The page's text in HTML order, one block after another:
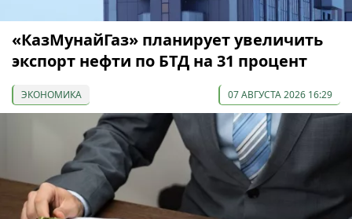
«КазМунайГаз» планирует увеличить
экспорт нефти по БТД на 31 процент
ЭКОНОМИКА 07 АВГУСТА 2026 16:29